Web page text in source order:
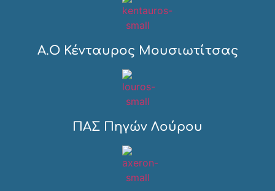
Α.Ο Κένταυρος Μουσιωτίτσας
ΠΑΣ Πηγών Λούρου